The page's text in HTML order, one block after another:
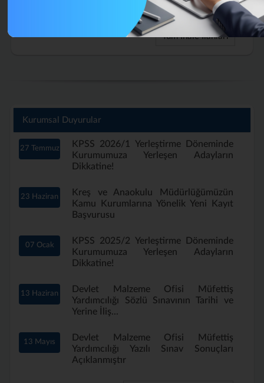
Aylık) Nisan 2026 (Tekrar)
Tüm İhale İlanları
Kurumsal Duyurular
27 Temmuz
KPSS 2026/1 Yerleştirme Döneminde
Kurumumuza Yerleşen Adayların
Dikkatine!
23 Haziran
Kreş ve Anaokulu Müdürlüğümüzün
Kamu Kurumlarına Yönelik Yeni Kayıt
Başvurusu
07 Ocak
KPSS 2025/2 Yerleştirme Döneminde
Kurumumuza Yerleşen Adayların
Dikkatine!
13 Haziran
Devlet Malzeme Ofisi Müfettiş
Yardımcılığı Sözlü Sınavının Tarihi ve
Yerine İliş...
13 Mayıs
Devlet Malzeme Ofisi Müfettiş
Yardımcılığı Yazılı Sınav Sonuçları
Açıklanmıştır